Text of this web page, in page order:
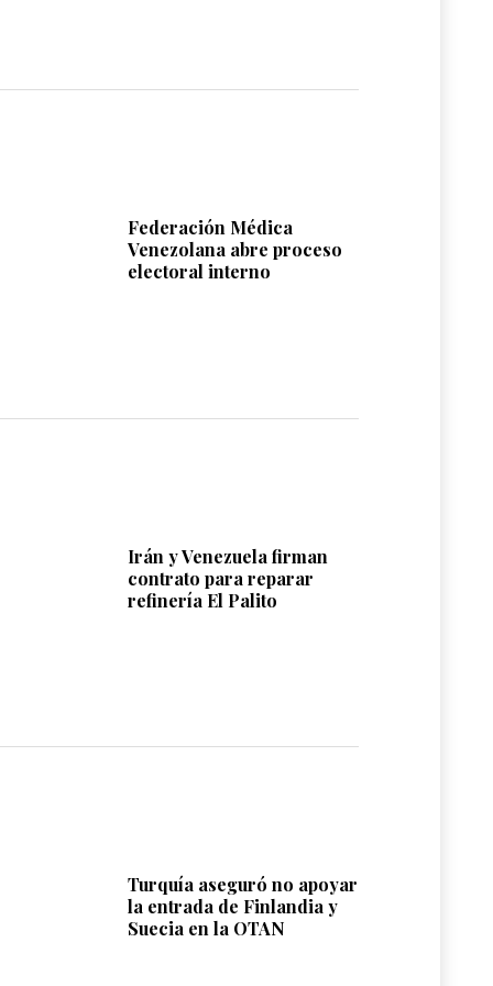
Federación Médica
Venezolana abre proceso
electoral interno
Irán y Venezuela firman
contrato para reparar
refinería El Palito
Turquía aseguró no apoyar
la entrada de Finlandia y
Suecia en la OTAN